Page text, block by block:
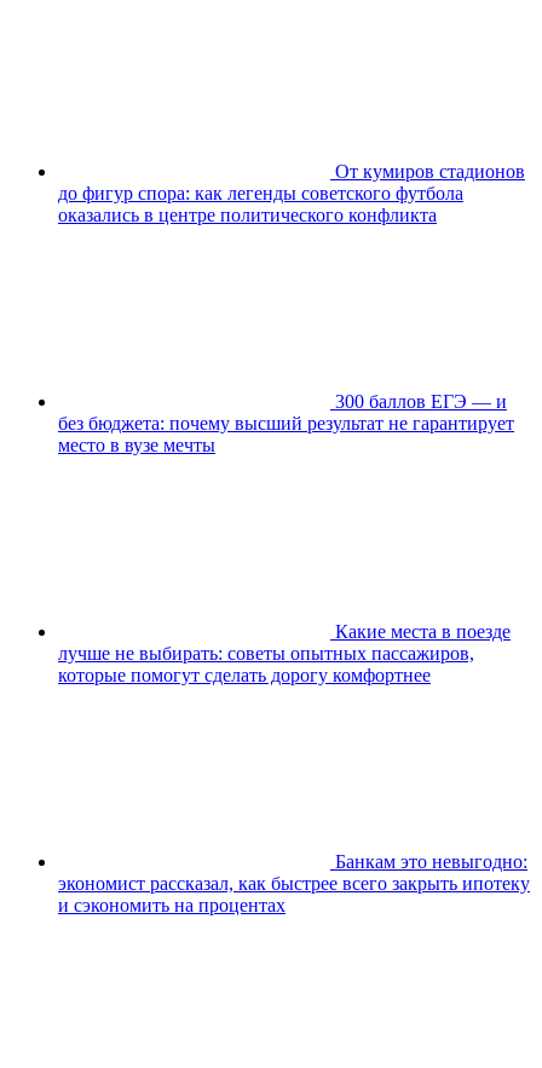
От кумиров стадионов
до фигур спора: как легенды советского футбола
оказались в центре политического конфликта
300 баллов ЕГЭ — и
без бюджета: почему высший результат не гарантирует
место в вузе мечты
Какие места в поезде
лучше не выбирать: советы опытных пассажиров,
которые помогут сделать дорогу комфортнее
Банкам это невыгодно:
экономист рассказал, как быстрее всего закрыть ипотеку
и сэкономить на процентах